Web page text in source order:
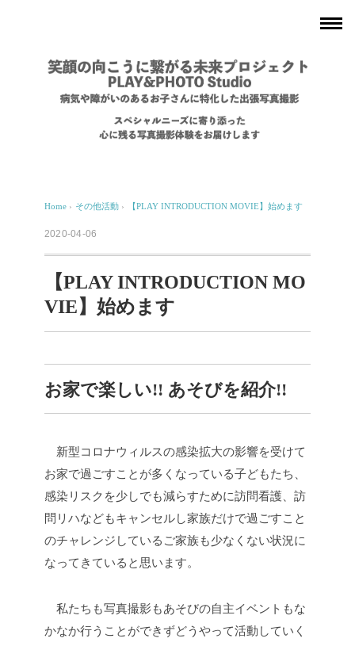
Home › その他活動 › 【PLAY INTRODUCTION MOVIE】始めます
2020-04-06
【PLAY INTRODUCTION MO
VIE】始めます
お家で楽しい!! あそびを紹介!!
新型コロナウィルスの感染拡大の影響を受けて
お家で過ごすことが多くなっている子どもたち、
感染リスクを少しでも減らすために訪問看護、訪
問リハなどもキャンセルし家族だけで過ごすこと
のチャレンジしているご家族も少なくない状況に
なってきていると思います。
私たちも写真撮影もあそびの自主イベントもな
かなか行うことができずどうやって活動していく